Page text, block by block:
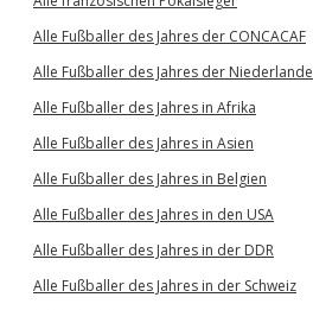
Alle Fußballer des Jahres der CONCACAF
Alle Fußballer des Jahres der Niederlande
Alle Fußballer des Jahres in Afrika
Alle Fußballer des Jahres in Asien
Alle Fußballer des Jahres in Belgien
Alle Fußballer des Jahres in den USA
Alle Fußballer des Jahres in der DDR
Alle Fußballer des Jahres in der Schweiz